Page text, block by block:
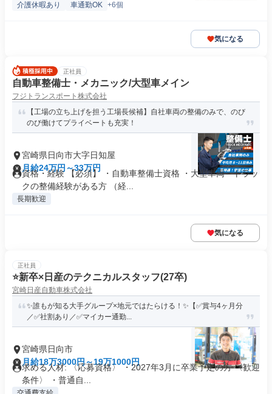
介護休暇あり 車通勤OK +6個
気になる
正社員
自動車整備士・メカニック/大型車メイン
フジトランスポート株式会社
【工場の立ち上げを担う工場長候補】自社車両の整備のみで、のび
のび働けてプライベートも充実！
宮崎県日向市大字日知屋
月給24万円～33万円
資格・経験 【必須】 ・自動車整備士資格 ・大型車両・トラッ
クの整備経験がある方 （経...
長期歓迎
気になる
正社員
⭐️新卒×日産のテクニカルスタッフ(27卒)
宮崎日産自動車株式会社
✨誰もが知る大手グループ×地元ではたらける！✨【✅賞与4ヶ月分
／✅社割あり／✅マイカー通勤...
宮崎県日向市
月給18万3000円～19万1000円
求める人材: 〈応募資格〉 ・2027年3月に卒業予定の方 〈歓迎
条件〉 ・普通自...